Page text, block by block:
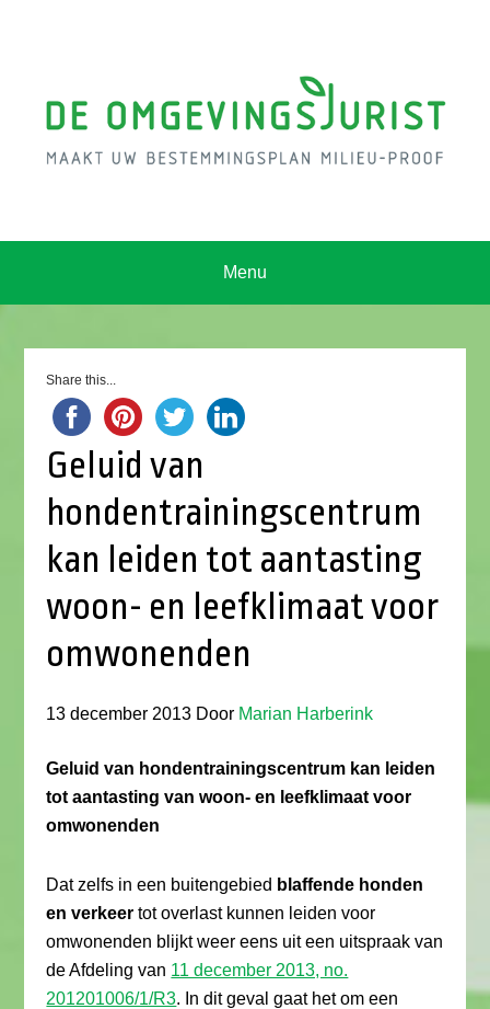
Menu
Share this...
Geluid van
hondentrainingscentrum
kan leiden tot aantasting
woon- en leefklimaat voor
omwonenden
13 december 2013 Door Marian Harberink
Geluid van hondentrainingscentrum kan leiden
tot aantasting van woon- en leefklimaat voor
omwonenden
Dat zelfs in een buitengebied blaffende honden
en verkeer tot overlast kunnen leiden voor
omwonenden blijkt weer eens uit een uitspraak van
de Afdeling van 11 december 2013, no.
201201006/1/R3. In dit geval gaat het om een